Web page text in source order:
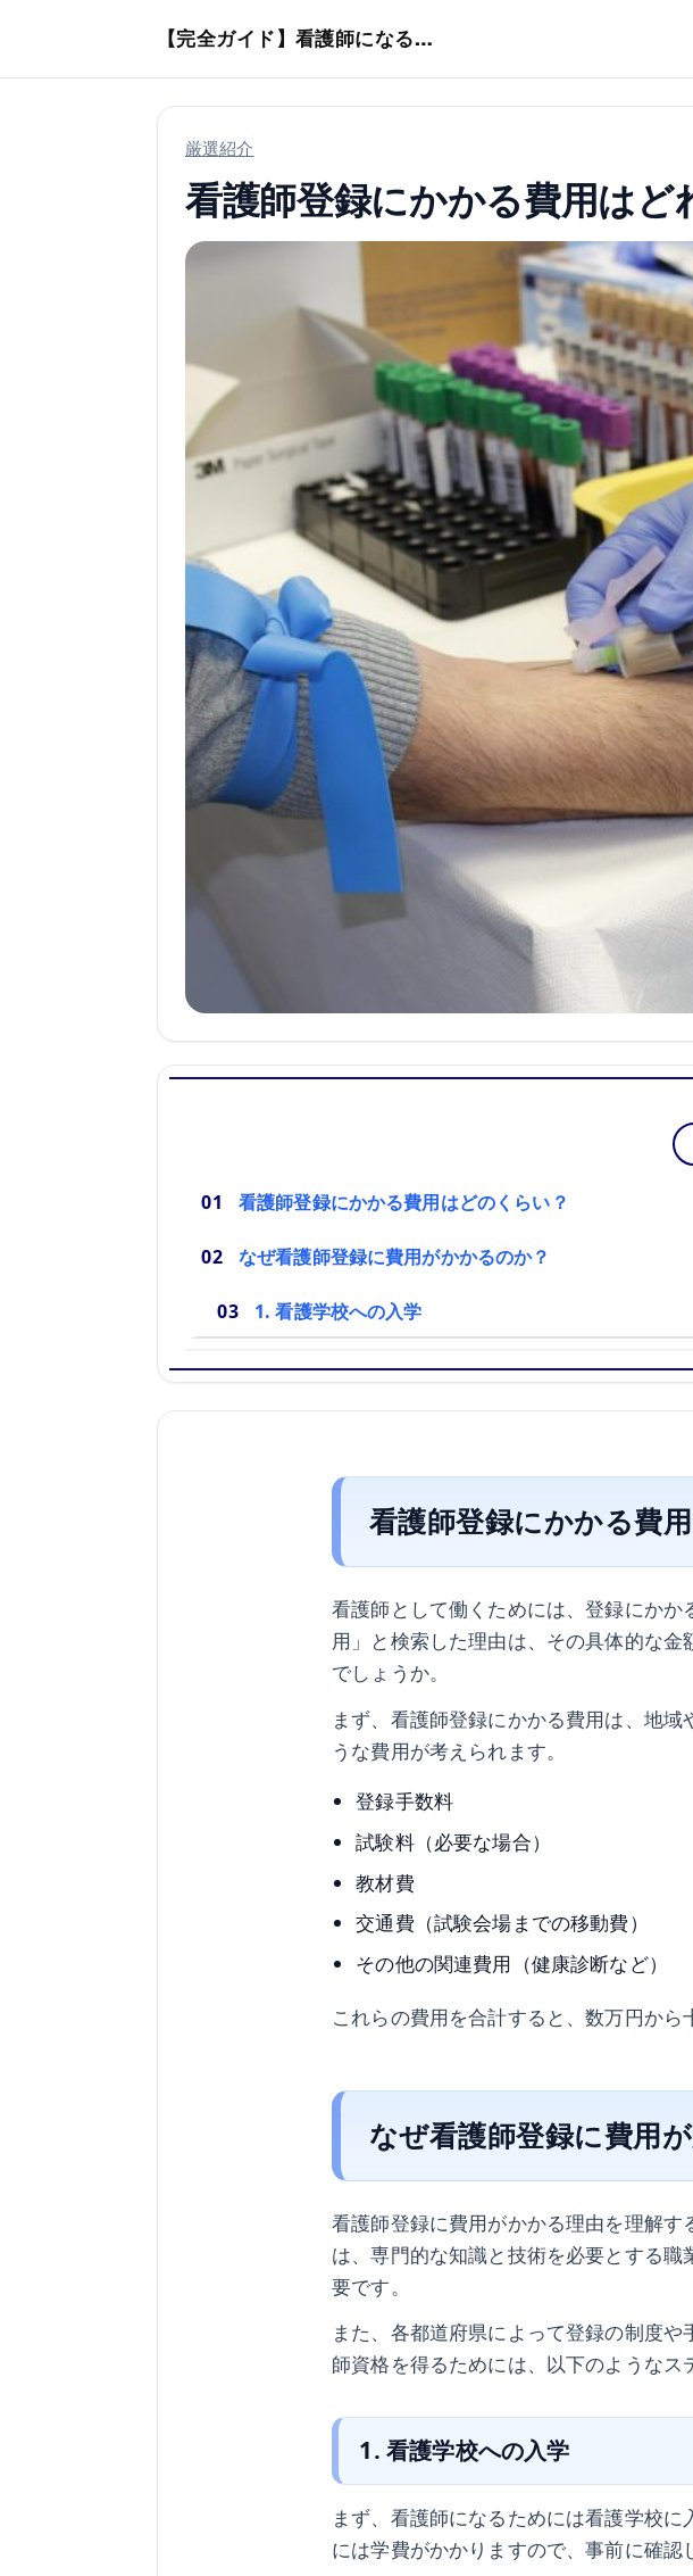
【完全ガイド】看護師になるまでのステップ＆スケジュール
厳選紹介
看護師登録にかかる費用はど
看護師登録にかかる費用はどのくらい？
なぜ看護師登録に費用がかかるのか？
1. 看護学校への入学
看護師登録にかかる費
看護師として働くためには、登録にか
用」と検索した理由は、その具体的な
でしょうか。
まず、看護師登録にかかる費用は、地
うな費用が考えられます。
登録手数料
試験料（必要な場合）
教材費
交通費（試験会場までの移動費）
その他の関連費用（健康診断など）
これらの費用を合計すると、数万円から
なぜ看護師登録に費用
看護師登録に費用がかかる理由を理解
は、専門的な知識と技術を必要とする
要です。
また、各都道府県によって登録の制度
師資格を得るためには、以下のようなス
1. 看護学校への入学
まず、看護師になるためには看護学校
には学費がかかりますので、事前に確認